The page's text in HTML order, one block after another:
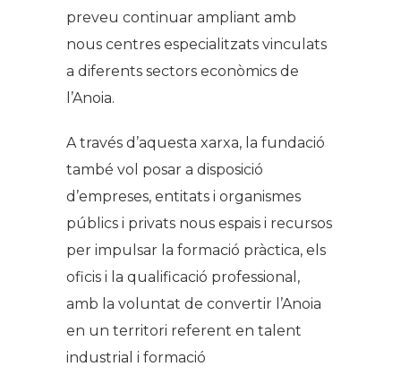
preveu continuar ampliant amb
nous centres especialitzats vinculats
a diferents sectors econòmics de
l’Anoia.
A través d’aquesta xarxa, la fundació
també vol posar a disposició
d’empreses, entitats i organismes
públics i privats nous espais i recursos
per impulsar la formació pràctica, els
oficis i la qualificació professional,
amb la voluntat de convertir l’Anoia
en un territori referent en talent
industrial i formació